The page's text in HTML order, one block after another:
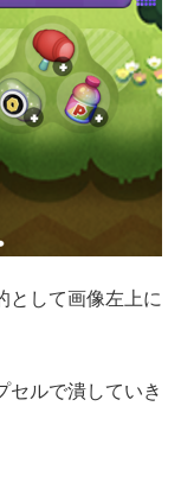
として画像左上に
セルで潰していき